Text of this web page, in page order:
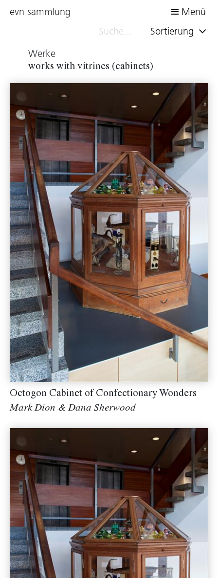
evn sammlung
Menü
Sortierung
Werke
works with vitrines (cabinets)
Octogon Cabinet of Confectionary Wonders
Mark Dion & Dana Sherwood